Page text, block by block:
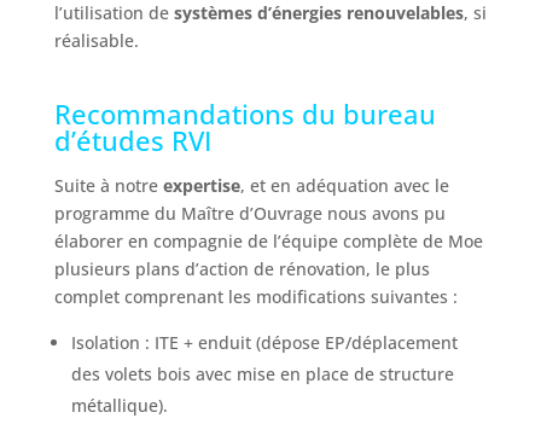
l’utilisation de systèmes d’énergies renouvelables, si
réalisable.
Recommandations du bureau
d’études RVI
Suite à notre expertise, et en adéquation avec le
programme du Maître d’Ouvrage nous avons pu
élaborer en compagnie de l’équipe complète de Moe
plusieurs plans d’action de rénovation, le plus
complet comprenant les modifications suivantes :
Isolation : ITE + enduit (dépose EP/déplacement
des volets bois avec mise en place de structure
métallique).